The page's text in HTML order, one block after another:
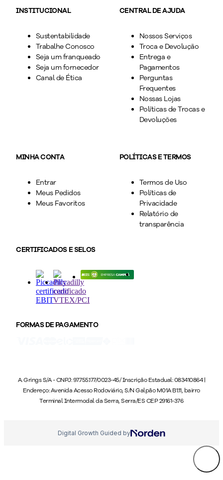
INSTITUCIONAL
Sustentabilidade
Trabalhe Conosco
Seja um franqueado
Seja um fornecedor
Canal de Ética
CENTRAL DE AJUDA
Nossos Serviços
Troca e Devolução
Entrega e
Pagamentos
Perguntas
Frequentes
Nossas Lojas
Políticas de Trocas e
Devoluções
MINHA CONTA
Entrar
Meus Pedidos
Meus Favoritos
POLÍTICAS E TERMOS
Termos de Uso
Políticas de
Privacidade
Relatório de
transparência
CERTIFICADOS E SELOS
FORMAS DE PAGAMENTO
A. Grings S/A - CNPJ: 97.755.177/0023-45/ Inscrição Estadual: 083410864 |
Endereço: Avenida Acesso Rodoviário, S/N Galpão M01A B1.11, bairro
Terminal Intermodal da Serra, Serra/ES CEP 29161-376
Digital Growth Guided by